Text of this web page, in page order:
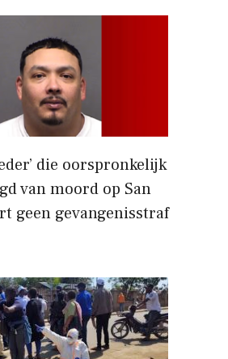
die oorspronkelijk
van moord op San
geen gevangenisstraf